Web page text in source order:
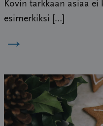
Kovin tarkkaan asiaa
esimerkiksi […]
→